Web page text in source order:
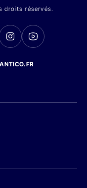
droits réservés.